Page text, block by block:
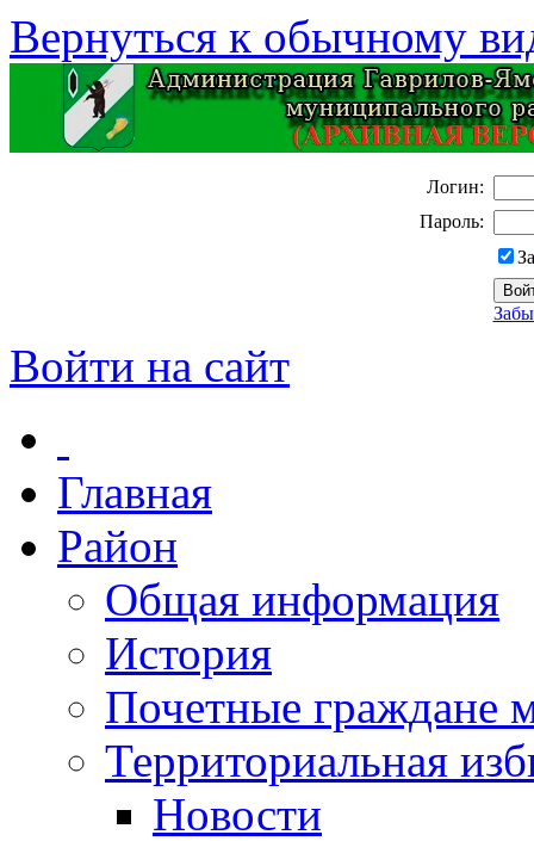
Вернуться к обычному
Логин:
Пароль:
Войти на сайт
Главная
Район
Общая информация
История
Почетные граждане
Территориальная
Новости